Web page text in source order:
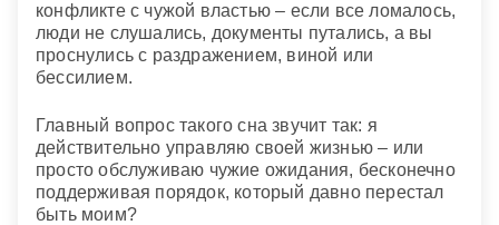
конфликте с чужой властью – если все ломалось,
люди не слушались, документы путались, а вы
проснулись с раздражением, виной или
бессилием.
Главный вопрос такого сна звучит так: я
действительно управляю своей жизнью – или
просто обслуживаю чужие ожидания, бесконечно
поддерживая порядок, который давно перестал
быть моим?